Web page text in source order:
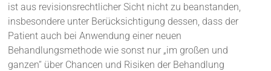
ist aus revisionsrechtlicher Sicht nicht zu beanstanden,
insbesondere unter Berücksichtigung dessen, dass der
Patient auch bei Anwendung einer neuen
Behandlungsmethode wie sonst nur „im großen und
ganzen“ über Chancen und Risiken der Behandlung